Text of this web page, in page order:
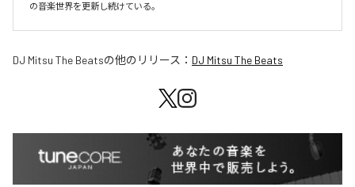
の音楽世界を更新し続けている。
DJ Mitsu The Beatsの他のリリース： DJ Mitsu The Beats